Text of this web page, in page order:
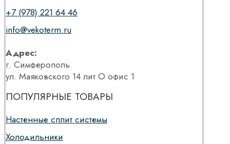
+7 (978) 221 64 46
info@vekoterm.ru
Адрес:
г. Симферополь
ул. Маяковского 14 лит О офис 1
ПОПУЛЯРНЫЕ ТОВАРЫ
Настенные сплит системы
Холодильники